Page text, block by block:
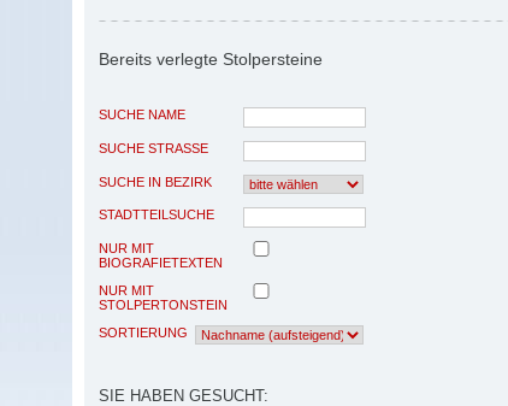
Bereits verlegte Stolpersteine
SUCHE NAME
SUCHE STRASSE
SUCHE IN BEZIRK
STADTTEILSUCHE
NUR MIT
BIOGRAFIETEXTEN
NUR MIT
STOLPERTONSTEIN
SORTIERUNG
SIE HABEN GESUCHT: